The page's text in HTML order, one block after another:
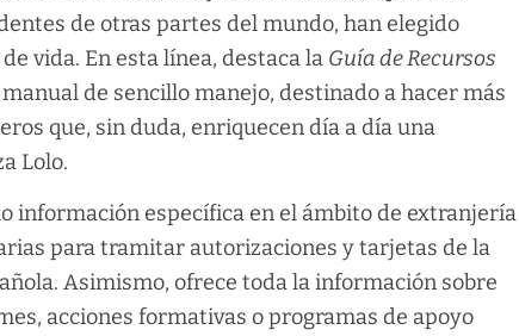
de otras partes del mundo, han elegido
vida. En esta línea, destaca la Guía de Recursos
de sencillo manejo, destinado a hacer más
que, sin duda, enriquecen día a día una
Lolo.
información específica en el ámbito de extranjería
para tramitar autorizaciones y tarjetas de la
Asimismo, ofrece toda la información sobre
acciones formativas o programas de apoyo